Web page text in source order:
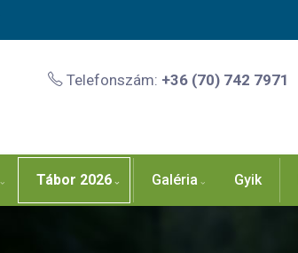
Telefonszám: +36 (70) 742 7971
Tábor 2026 Galéria Gyik